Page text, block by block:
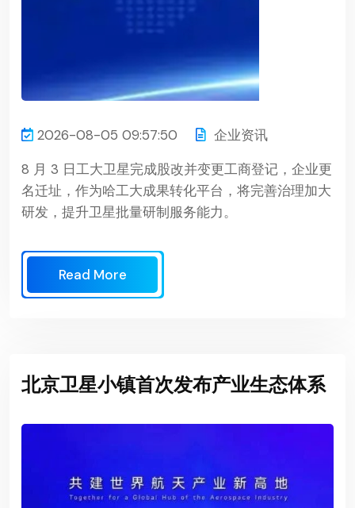
2026-08-05 09:57:50
企业资讯
8 月 3 日工大卫星完成股改并变更工商登记，企业更
名迁址，作为哈工大成果转化平台，将完善治理加大
研发，提升卫星批量研制服务能力。
Read More
北京卫星小镇首次发布产业生态体系